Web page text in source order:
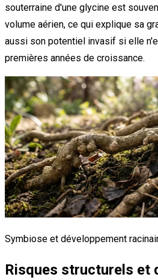
souterraine d'une glycine est
volume aérien, ce qui explique sa
aussi son potentiel invasif si elle
premières années de croissance.
Symbiose et développement
Risques structurels et